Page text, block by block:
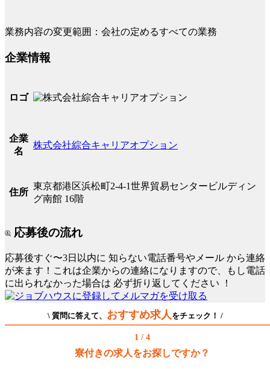
業務内容の変更範囲：会社の定めるすべての業務
企業情報
ロゴ
企業
名
株式会社綜合キャリアオプション
住所
東京都港区浜松町2-4-1世界貿易センタービルディン
グ南館 16階
応募後の流れ
応募後すぐ〜3日以内に 知らない電話番号やメール から連絡
が来ます！これは企業からの連絡になりますので、もし電話
に出られなかった場合は 必ず折り返してください ！
\ 質問に答えて、 おすすめ求人をチェック！ /
1 / 4
寮付きの求人をお探しですか？